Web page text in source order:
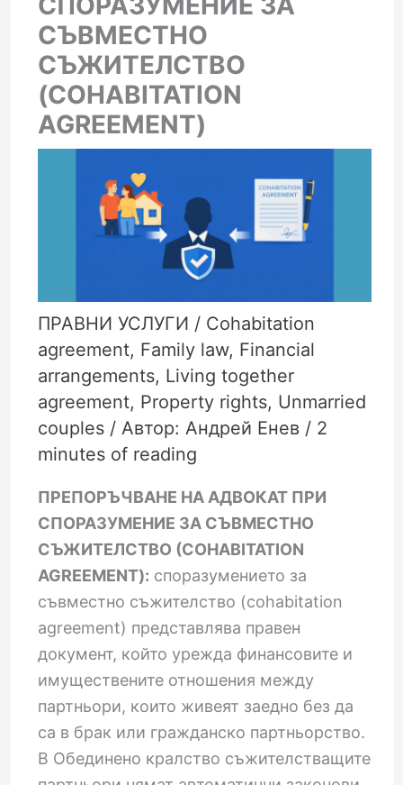
СЪВМЕСТНО
СЪЖИТЕЛСТВО
(COHABITATION
AGREEMENT)
ПРАВНИ УСЛУГИ / Cohabitation
agreement, Family law, Financial
arrangements, Living together
agreement, Property rights, Unmarried
couples/ Автор: Андрей Енев / 2
minutes of reading
ПРЕПОРЪЧВАНЕ НА АДВОКАТ ПРИ
СПОРАЗУМЕНИЕ ЗА СЪВМЕСТНО
СЪЖИТЕЛСТВО (COHABITATION
AGREEMENT): споразумението за
съвместно съжителство (cohabitation
agreement) представлява правен
документ, който урежда финансовите и
имуществените отношения между
партньори, които живеят заедно без да
са в брак или гражданско партньорство.
В Обединено кралство съжителстващите